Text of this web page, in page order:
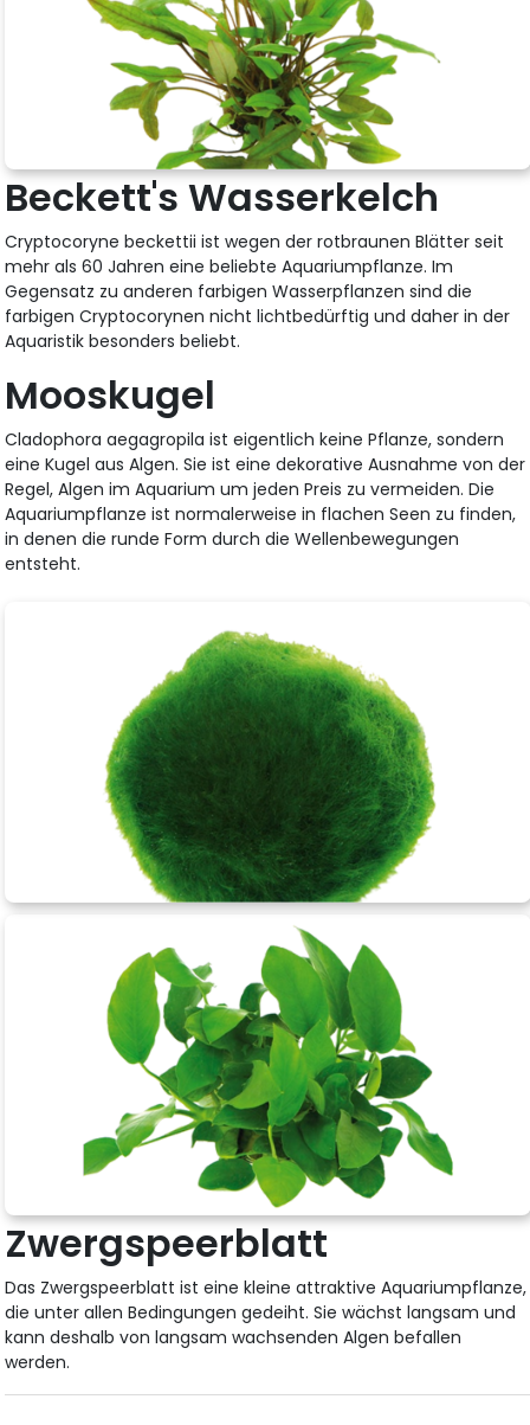
Beckett's Wasserkelch
Cryptocoryne beckettii ist wegen der rotbraunen Blätter seit
mehr als 60 Jahren eine beliebte Aquariumpflanze. Im
Gegensatz zu anderen farbigen Wasserpflanzen sind die
farbigen Cryptocorynen nicht lichtbedürftig und daher in der
Aquaristik besonders beliebt.
Mooskugel
Cladophora aegagropila ist eigentlich keine Pflanze, sondern
eine Kugel aus Algen. Sie ist eine dekorative Ausnahme von der
Regel, Algen im Aquarium um jeden Preis zu vermeiden. Die
Aquariumpflanze ist normalerweise in flachen Seen zu finden,
in denen die runde Form durch die Wellenbewegungen
entsteht.
Zwergspeerblatt
Das Zwergspeerblatt ist eine kleine attraktive Aquariumpflanze,
die unter allen Bedingungen gedeiht. Sie wächst langsam und
kann deshalb von langsam wachsenden Algen befallen
werden.